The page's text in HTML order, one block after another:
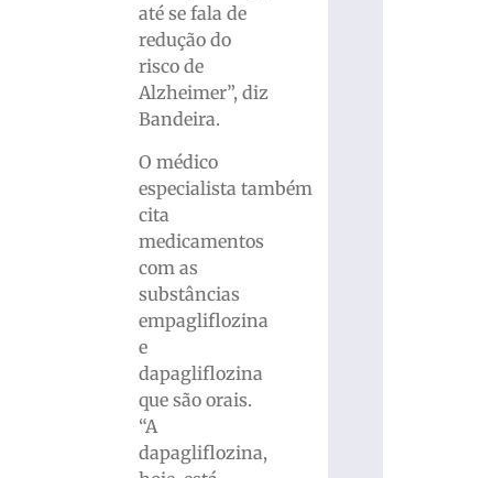
até se fala de
redução do
risco de
Alzheimer”, diz
Bandeira.
O médico
especialista também
cita
medicamentos
com as
substâncias
empagliflozina
e
dapagliflozina
que são orais.
“A
dapagliflozina,